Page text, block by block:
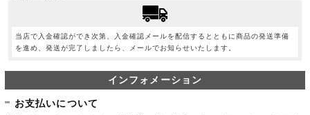
当店で入金確認ができ次第、入金確認メールを配信するとともに商品の発送準備
を進め、発送が完了しましたら、メールでお知らせいたします。
インフォメーション
お支払いについて